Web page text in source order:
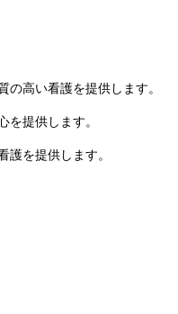
高い看護を提供します。
を提供します。
護を提供します。